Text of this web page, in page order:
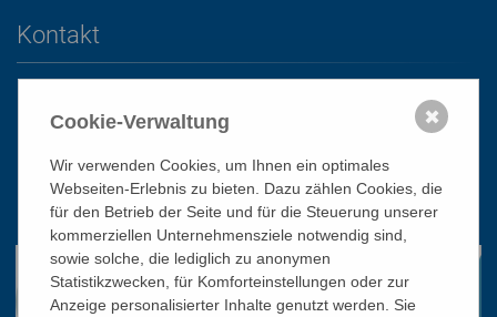
Kontakt
01/51 552-3320
office@bildungswerk.at
Cookie-Verwaltung
Wir verwenden Cookies, um Ihnen ein optimales
Webseiten-Erlebnis zu bieten. Dazu zählen Cookies, die
für den Betrieb der Seite und für die Steuerung unserer
kommerziellen Unternehmensziele notwendig sind,
sowie solche, die lediglich zu anonymen
Statistikzwecken, für Komforteinstellungen oder zur
Anzeige personalisierter Inhalte genutzt werden. Sie
✖